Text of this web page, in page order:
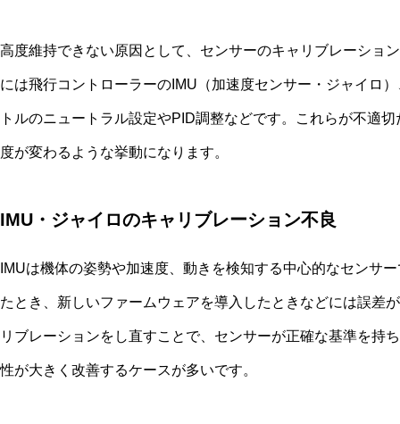
高度維持できない原因として、センサーのキャリブレーショ
には飛行コントローラーのIMU（加速度センサー・ジャイロ
トルのニュートラル設定やPID調整などです。これらが不適
度が変わるような挙動になります。
IMU・ジャイロのキャリブレーション不良
IMUは機体の姿勢や加速度、動きを検知する中心的なセンサ
たとき、新しいファームウェアを導入したときなどには誤差
リブレーションをし直すことで、センサーが正確な基準を持
性が大きく改善するケースが多いです。